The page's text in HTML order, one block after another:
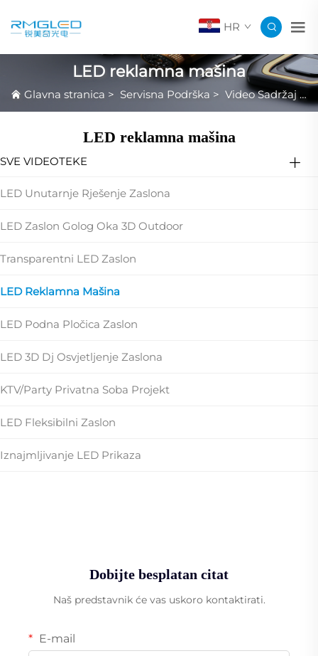
HR
LED reklamna mašina
Glavna stranica > Servisna Podrška > Video Sadržaj Proizvoda
LED reklamna mašina
SVE VIDEOTEKE
LED Unutarnje Rješenje Zaslona
LED Zaslon Golog Oka 3D Outdoor
Transparentni LED Zaslon
LED Reklamna Mašina
LED Podna Pločica Zaslon
LED 3D Dj Osvjetljenje Zaslona
KTV/party Privatna Soba Projekt
LED Fleksibilni Zaslon
Iznajmljivanje LED Prikaza
Dobijte besplatan citat
Naš predstavnik će vas uskoro kontaktirati.
E-mail